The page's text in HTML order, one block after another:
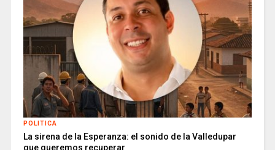
POLITICA
La sirena de la Esperanza: el sonido de la Valledupar
que queremos recuperar